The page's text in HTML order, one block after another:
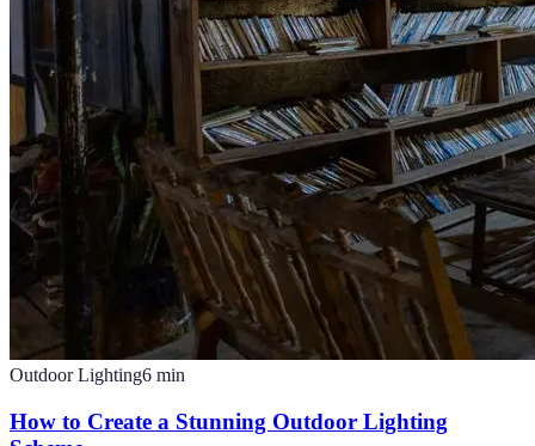
Outdoor Lighting6 min
How to Create a Stunning Outdoor Lighting